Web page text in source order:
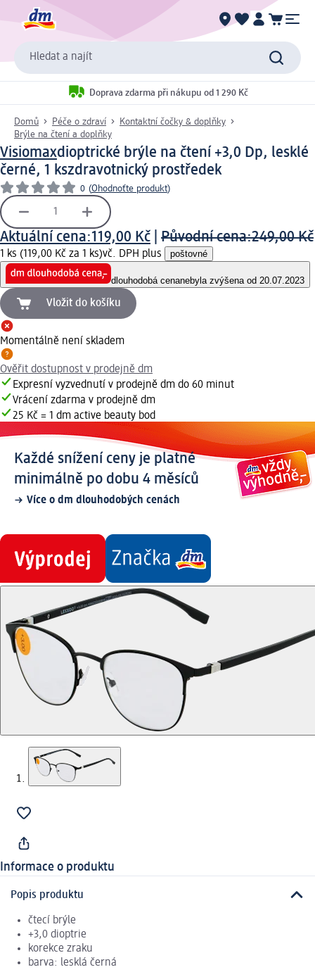
Hledat a najít
Doprava zdarma při nákupu od 1 290 Kč
Domů Péče o zdraví
Kontaktní čočky & doplňky
Brýle na čtení a doplňky
Visiomaxdioptrické brýle na čtení +3,0 Dp, lesklé
černé, 1 kszdravotnický prostředek
0 (Ohodnoťte produkt)
Aktuální cena:119,00 Kč Původní cena:249,00 Kč
1 ks (119,00 Kč za 1 ks)vč. DPH plus poštovné
dlouhodobá cenanebyla zvýšena od 20.07.2023
Vložit do košíku
Momentálně není skladem
Ověřit dostupnost v prodejně dm
Expresní vyzvednutí v prodejně dm do 60 minut
Vrácení zdarma v prodejně dm
25 Kč = 1 dm active beauty bod
Každé snížení ceny je platné
minimálně po dobu 4 měsíců
Více o dm dlouhodobých cenách
Informace o produktu
Popis produktu
čtecí brýle
+3,0 dioptrie
korekce zraku
barva: lesklá černá